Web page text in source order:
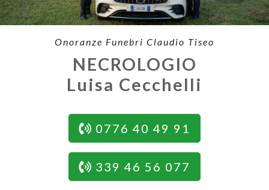
Onoranze Funebri Claudio Tiseo
NECROLOGIO
Luisa Cecchelli
0776 40 49 91
339 46 56 077